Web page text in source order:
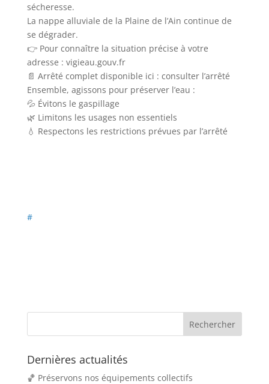
sécheresse.
La nappe alluviale de la Plaine de l’Ain continue de
se dégrader.
👉 Pour connaître la situation précise à votre
adresse : vigieau.gouv.fr
📄 Arrêté complet disponible ici : consulter l’arrêté
Ensemble, agissons pour préserver l’eau :
💦 Évitons le gaspillage
🌿 Limitons les usages non essentiels
💧 Respectons les restrictions prévues par l’arrêté
#
Dernières actualités
🏀 Préservons nos équipements collectifs